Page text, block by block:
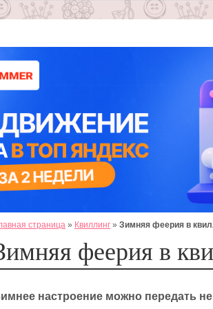
страница » Квиллинг » Зимняя феерия в
феерия в
настроение можно передать